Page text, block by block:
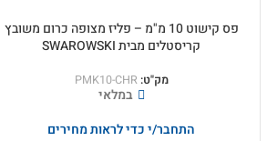
פס קישוט 10 מ"מ – פליז מצופה כרום משובץ
קריסטלים מבית SWAROWSKI
מק"ט:PMK10-CHR
במלאי
התחבר/י כדי לראות מחירים